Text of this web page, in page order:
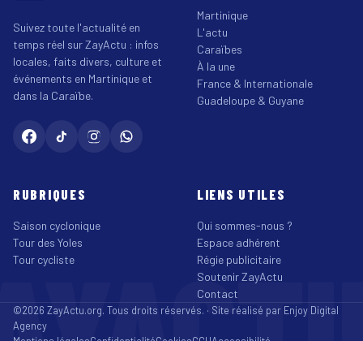
Suivez toute l'actualité en
temps réel sur ZayActu : infos
locales, faits divers, culture et
événements en Martinique et
dans la Caraïbe.
Martinique
L'actu
Caraïbes
À la une
France & Internationale
Guadeloupe & Guyane
RUBRIQUES
Saison cyclonique
Tour des Yoles
Tour cycliste
LIENS UTILES
Qui sommes-nous ?
Espace adhérent
Régie publicitaire
Soutenir ZayActu
Contact
©2026 ZayActu.org. Tous droits réservés. · Site réalisé par Enjoy Digital
Agency